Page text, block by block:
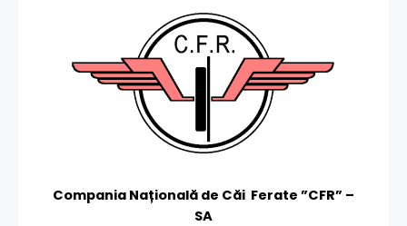
Compania Națională de Căi Ferate ”CFR” –
SA